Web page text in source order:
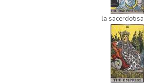
la sacerdotisa